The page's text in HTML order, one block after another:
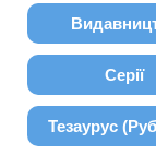
Серії
Тезаурус